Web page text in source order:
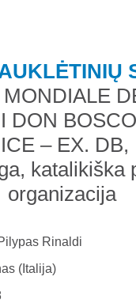
DON
– EX. DB,
katalikiška
organizacija
Rinaldi
(Italija)